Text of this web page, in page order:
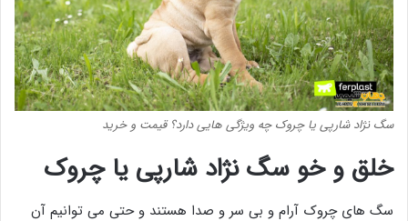
سگ نژاد شارپی یا چروک چه ویژگی هایی دارد؟ قیمت و خرید
خلق و خو سگ نژاد شارپی یا چروک
سگ های چروک آرام و بی سر و صدا هستند و حتی می توانیم آن